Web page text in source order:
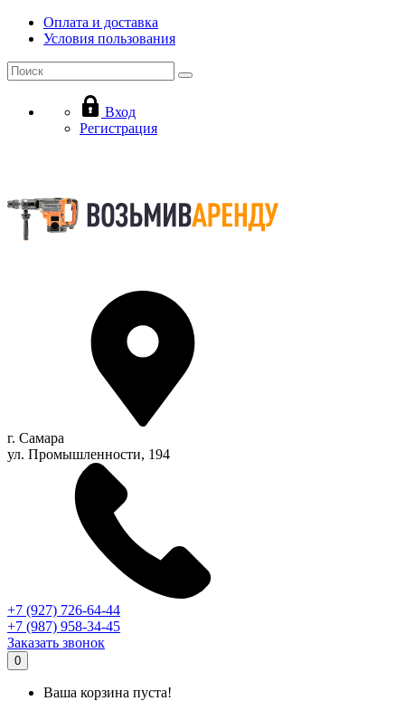
Оплата и доставка
Условия пользования
Вход
Регистрация
г. Самара
ул. Промышленности, 194
+7 (927) 726-64-44
+7 (987) 958-34-45
Заказать звонок
0
Ваша корзина пуста!